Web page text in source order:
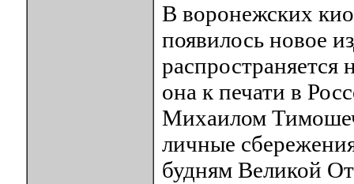
В воронежских
появилось новое
распространяется
она к печати в
Михаилом
личные
будням Великой